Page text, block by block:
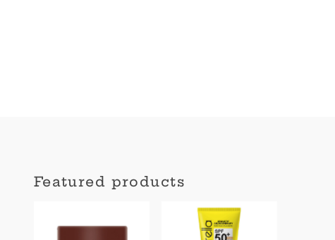
Featured products